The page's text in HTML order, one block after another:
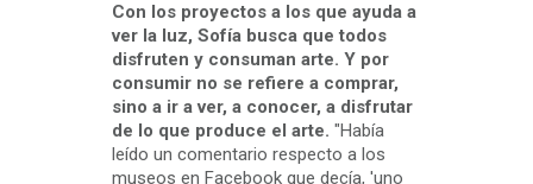
Con los proyectos a los que ayuda a
ver la luz, Sofía busca que todos
disfruten y consuman arte. Y por
consumir no se refiere a comprar,
sino a ir a ver, a conocer, a disfrutar
de lo que produce el arte. "Había
leído un comentario respecto a los
museos en Facebook que decía, 'uno